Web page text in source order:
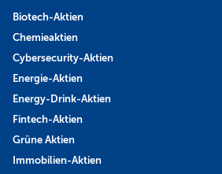
Biotech-Aktien
Chemieaktien
Cybersecurity-Aktien
Energie-Aktien
Energy-Drink-Aktien
Fintech-Aktien
Grüne Aktien
Immobilien-Aktien